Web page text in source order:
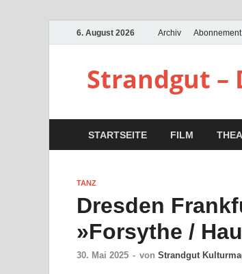
6. August 2026 Archiv Abonnement
Strandgut –
STARTSEITE FILM
TANZ
Dresden
»Forsythe /
30. Mai 2025 - von Strandgut